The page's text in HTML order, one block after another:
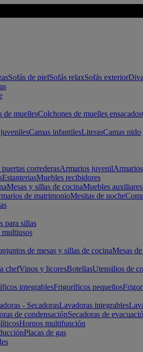
Sofás de pielSofás relaxSofás exterior
de muellesColchones de muelles ensacados
Camas infantilesLiterasCamas nido
correderasArmarios juvenil
EstanteriasMuebles recibidores
Mesas y sillas de cocinaMuebles
de matrimonioMesitas de noche
para sillas
multiusos
de mesas y sillas de cocinaMesas
chefVinos y licoresBotellasUtensilios de
integrablesFrigoríficos pequeños
- SecadorasLavadoras integrables
de condensaciónSecadoras de
Hornos multifunción
Placas de gas